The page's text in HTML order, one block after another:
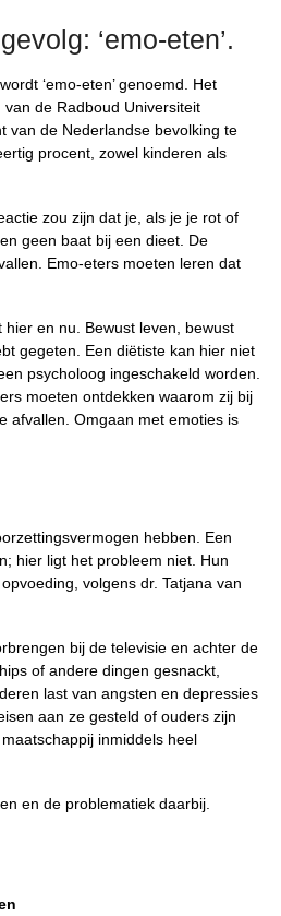
‘emo-eten’.
‘emo-eten’ genoemd. Het
de Radboud Universiteit
van de Nederlandse bevolking te
procent, zowel kinderen als
zou zijn dat je, als je je rot of
geen baat bij een dieet. De
Emo-eters moeten leren dat
hier en nu. Bewust leven, bewust
gegeten. Een diëtiste kan hier niet
psycholoog ingeschakeld worden.
moeten ontdekken waarom zij bij
afvallen. Omgaan met emoties is
hebben. Een
hier ligt het probleem niet. Hun
volgens dr. Tatjana van
bij de televisie en achter de
of andere dingen gesnackt,
last van angsten en depressies
aan ze gesteld of ouders zijn
inmiddels heel
en de problematiek daarbij.